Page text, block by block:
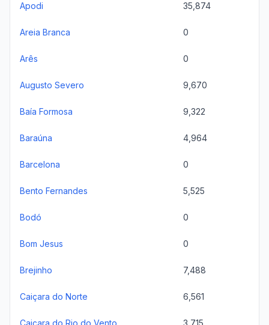
Apodi 35,874
Areia Branca 0
Arês 0
Augusto Severo 9,670
Baía Formosa 9,322
Baraúna 4,964
Barcelona 0
Bento Fernandes 5,525
Bodó 0
Bom Jesus 0
Brejinho 7,488
Caiçara do Norte 6,561
Caiçara do Rio do Vento 3,715